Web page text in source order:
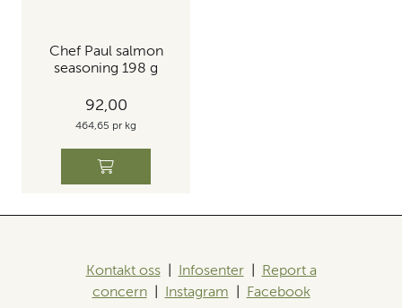
Chef Paul salmon
seasoning 198 g
92,00
464,65 pr kg
Kontakt oss| Infosenter|
Report a
concern| Instagram Facebook